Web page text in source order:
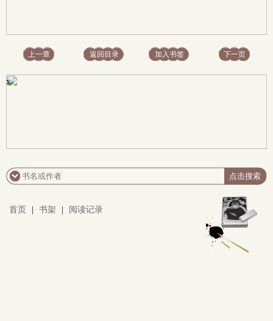
上一章 返回目录 加入书签 下一页
x
首页 书架 阅读记录